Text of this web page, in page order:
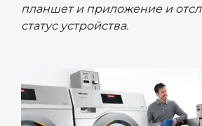
планшет и приложение и
статус устройства.